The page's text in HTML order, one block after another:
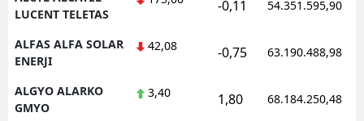
LUCENT TELETAS
-0,11 54.351.595,90
ALFAS ALFA SOLAR
ENERJI
42,08 -0,75 63.190.488,98
ALGYO ALARKO
GMYO
3,40 1,80 68.184.250,48